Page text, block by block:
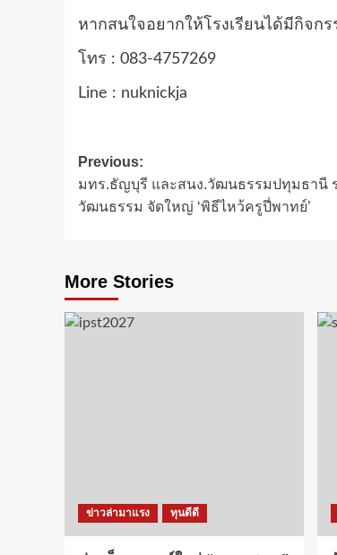
หากสนใจอยากให้โรงเรียนได้มีกิจก
โทร : 083-4757269
Line : nuknickja
Post
navigation
Previous:
มทร.ธัญบุรี และสนง.วัฒนธรรมปทุมธานี
วัฒนธรรม จัดใหญ่ ‘พิธีไหว้ครูปี่พาทย์’
More Stories
ข่าวล่ามาแรง ทุนดีดี